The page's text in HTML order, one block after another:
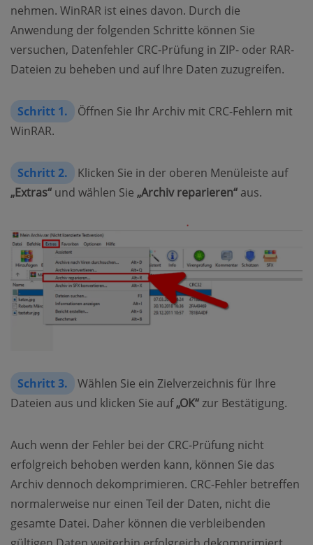
nehmen. WinRAR ist eines davon. Durch die
Anwendung der folgenden Schritte können Sie
versuchen, Datenfehler CRC-Prüfung in ZIP- oder RAR-
Dateien zu beheben und auf Ihre Daten zuzugreifen.
Schritt 1.
Öffnen Sie Ihr Archiv mit CRC-Fehlern mit
WinRAR.
Schritt 2.
Klicken Sie in der oberen Menüleiste auf
„Extras“ und wählen Sie „Archiv reparieren“ aus.
Schritt 3.
Wählen Sie ein Zielverzeichnis für Ihre
Dateien aus und klicken Sie auf„OK“zur Bestätigung.
Auch wenn der Fehler bei der CRC-Prüfung nicht
erfolgreich behoben werden kann, können Sie das
Archiv dennoch dekomprimieren. CRC-Fehler betreffen
normalerweise nur einen Teil der Daten, nicht die
gesamte Datei. Daher können die verbleibenden